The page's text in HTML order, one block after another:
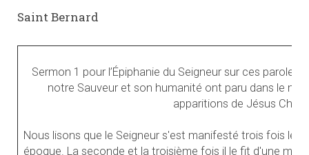
Saint Bernard
Sermon 1 pour l’Épiphanie du Seigneur sur ces paroles
notre Sauveur et son humanité ont paru dans le
apparitions de Jésus
Nous lisons que le Seigneur s'est manifesté trois fois le
époque. La seconde et la troisième fois il le fit d'une